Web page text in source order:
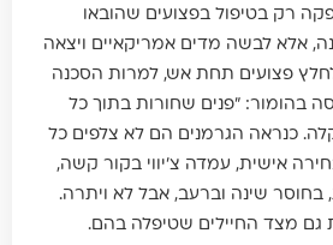
רק בטיפול בפצועים שהובאו
אלא לבשה מדים אמריקאיים ויצאה
פצועים תחת אש, למרות הסכנה
בהומור: "פנים שחורות בתוך כל
כנראה הגרמנים הם לא צלפים כל
אישית, עמדה צ'יווי בקור קשה,
בחוסר שינה וברעב, אבל לא ויתרה.
גם מצד החיילים שטיפלה בהם.